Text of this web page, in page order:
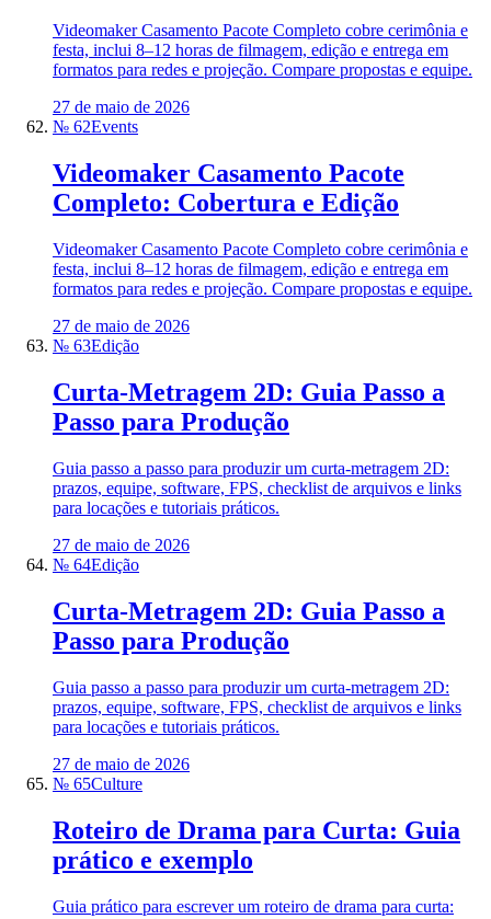
Videomaker Casamento Pacote Completo cobre cerimônia e
festa, inclui 8–12 horas de filmagem, edição e entrega em
formatos para redes e projeção. Compare propostas e equipe.
27 de maio de 2026
№ 62Events
Videomaker Casamento Pacote
Completo: Cobertura e Edição
Videomaker Casamento Pacote Completo cobre cerimônia e
festa, inclui 8–12 horas de filmagem, edição e entrega em
formatos para redes e projeção. Compare propostas e equipe.
27 de maio de 2026
№ 63Edição
Curta-Metragem 2D: Guia Passo a
Passo para Produção
Guia passo a passo para produzir um curta-metragem 2D:
prazos, equipe, software, FPS, checklist de arquivos e links
para locações e tutoriais práticos.
27 de maio de 2026
№ 64Edição
Curta-Metragem 2D: Guia Passo a
Passo para Produção
Guia passo a passo para produzir um curta-metragem 2D:
prazos, equipe, software, FPS, checklist de arquivos e links
para locações e tutoriais práticos.
27 de maio de 2026
№ 65Culture
Roteiro de Drama para Curta: Guia
prático e exemplo
Guia prático para escrever um roteiro de drama para curta: